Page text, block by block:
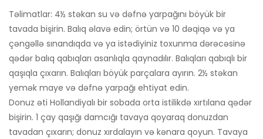
Təlimatlar: 4½ stəkan su və dəfnə yarpağını böyük bir
tavada bişirin. Balıq əlavə edin; örtün və 10 dəqiqə və ya
çəngəllə sınandıqda və ya istədiyiniz toxunma dərəcəsinə
qədər balıq qabıqları asanlıqla qaynadılır. Balıqları qabıqlı bir
qaşıqla çıxarın. Balıqları böyük parçalara ayırın. 2½ stəkan
yemək maye və dəfnə yarpağı ehtiyat edin.
Donuz əti Hollandiyalı bir sobada orta istilikdə xırtılana qədər
bişirin. 1 çay qaşığı damcığı tavaya qoyaraq donuzdan
tavadan çıxarın; donuz xırdalayın və kənara qoyun. Tavaya